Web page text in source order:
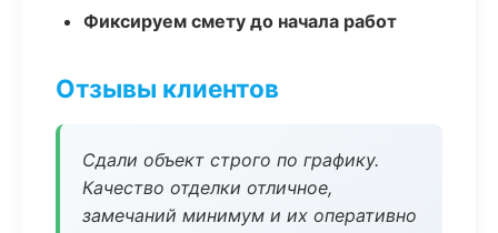
Фиксируем смету до начала работ
Отзывы клиентов
Сдали объект строго по графику.
Качество отделки отличное,
замечаний минимум и их оперативно